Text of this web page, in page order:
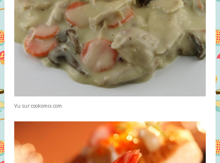
Vu sur cookomix.com